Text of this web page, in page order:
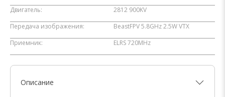
Двигатель:
2812 900KV
Передача изображения:
BeastFPV 5.8GHz 2.5W VTX
Приемник:
ELRS 720MHz
Описание